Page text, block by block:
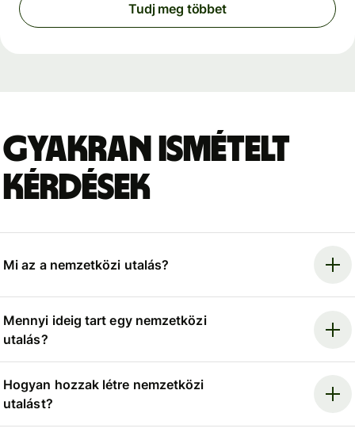
Tudj meg többet
Gyakran ismételt
kérdések
Mi az a nemzetközi utalás?
Mennyi ideig tart egy nemzetközi
utalás?
Hogyan hozzak létre nemzetközi
utalást?